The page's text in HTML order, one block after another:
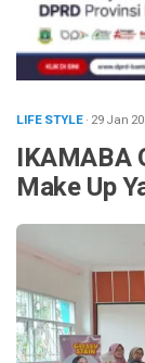
LIFE STYLE· 29 Jan
IKAMABA
Make Up